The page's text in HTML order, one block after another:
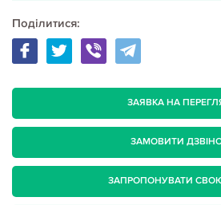
Поділитися:
ЗАЯВКА НА
ЗАМОВИТИ
ЗАПРОПОНУВАТИ